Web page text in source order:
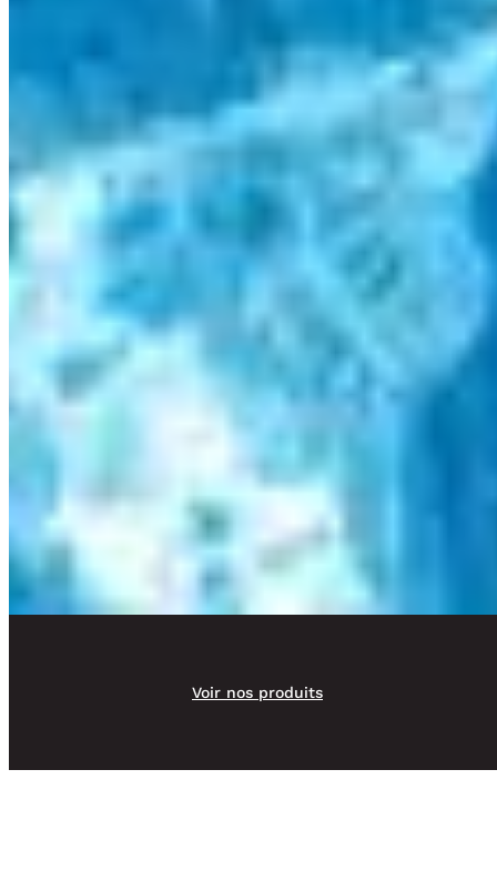
Voir nos produits